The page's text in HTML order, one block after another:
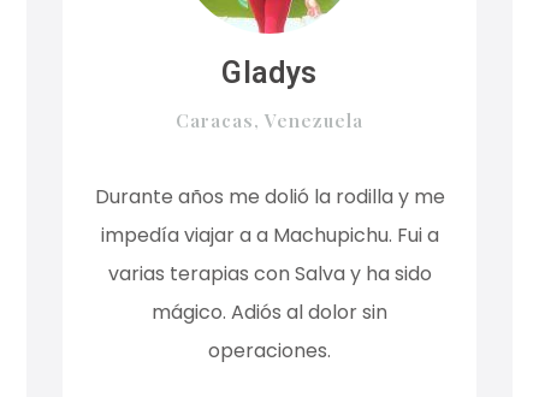
Gladys
Caracas, Venezuela
Durante años me dolió la rodilla y me
impedía viajar a a Machupichu. Fui a
varias terapias con Salva y ha sido
mágico. Adiós al dolor sin
operaciones.